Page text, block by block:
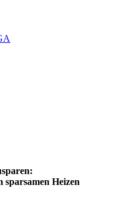
Heizen